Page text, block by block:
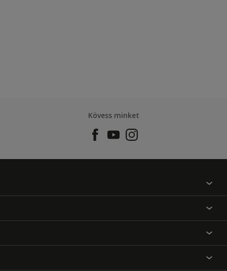
Kövess minket
Üzlet kereső
Inspiráció
Hozzáférhetőség